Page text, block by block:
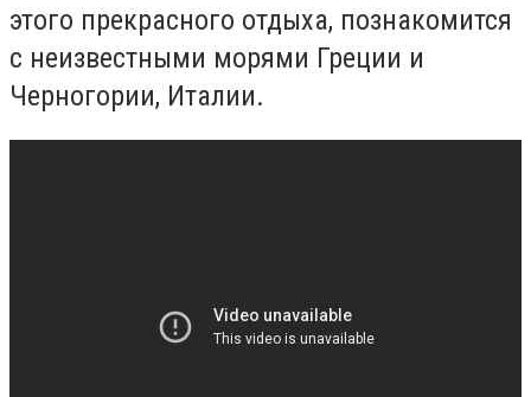
этого прекрасного отдыха, познакомится
с неизвестными морями Греции и
Черногории, Италии.